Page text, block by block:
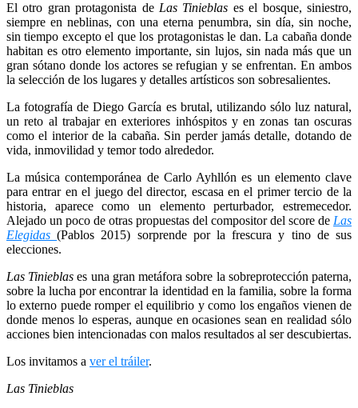
El otro gran protagonista de Las Tinieblas es el bosque, siniestro,
siempre en neblinas, con una eterna penumbra, sin día, sin noche,
sin tiempo excepto el que los protagonistas le dan. La cabaña donde
habitan es otro elemento importante, sin lujos, sin nada más que un
gran sótano donde los actores se refugian y se enfrentan. En ambos
la selección de los lugares y detalles artísticos son sobresalientes.
La fotografía de Diego García es brutal, utilizando sólo luz natural,
un reto al trabajar en exteriores inhóspitos y en zonas tan oscuras
como el interior de la cabaña. Sin perder jamás detalle, dotando de
vida, inmovilidad y temor todo alrededor.
La música contemporánea de Carlo Ayhllón es un elemento clave
para entrar en el juego del director, escasa en el primer tercio de la
historia, aparece como un elemento perturbador, estremecedor.
Alejado un poco de otras propuestas del compositor del score de Las
Elegidas(Pablos 2015) sorprende por la frescura y tino de sus
elecciones.
Las Tinieblases una gran metáfora sobre la sobreprotección paterna,
sobre la lucha por encontrar la identidad en la familia, sobre la forma
lo externo puede romper el equilibrio y como los engaños vienen de
donde menos lo esperas, aunque en ocasiones sean en realidad sólo
acciones bien intencionadas con malos resultados al ser descubiertas.
Los invitamos a ver el tráiler.
Las Tinieblas